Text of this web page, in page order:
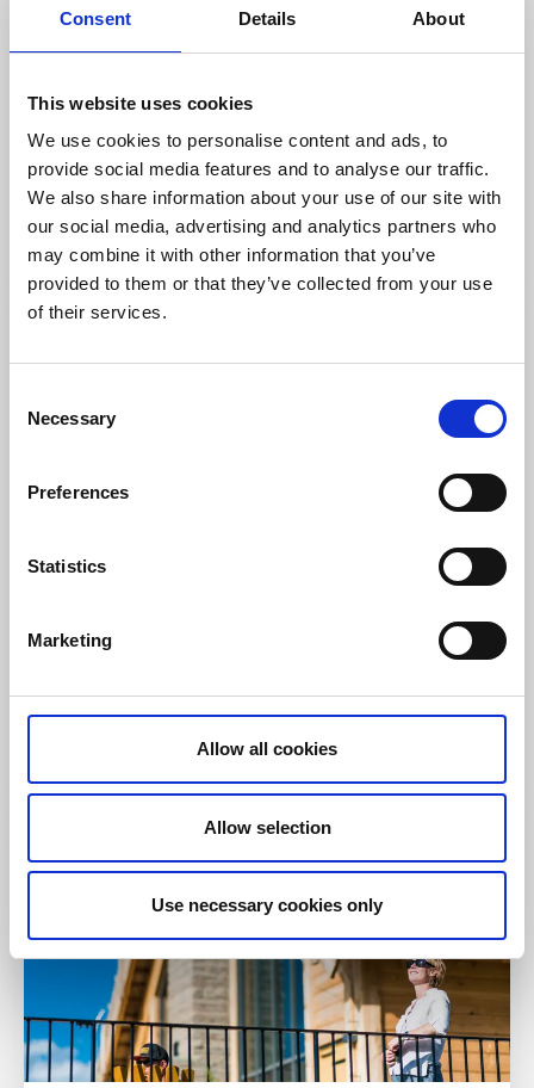
Consent Details About
This website uses cookies
We use cookies to personalise content and ads, to
provide social media features and to analyse our traffic.
We also share information about your use of our site with
our social media, advertising and analytics partners who
may combine it with other information that you’ve
provided to them or that they’ve collected from your use
of their services.
Selection
Necessary
Preferences
Statistics
Marketing
Allow all cookies
Allow selection
Use necessary cookies only
Hotell Konst
Skara Konsthotell
Skara
4.1★★★★☆ (1534)
Hotell och konsthall i ett
Läs mer
Brunsbo Gästgifveri
4.1★★★★☆ (578)
Avkopplande boende i välbevarad herrgårdsmiljö